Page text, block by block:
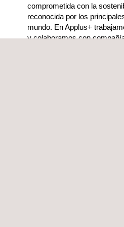
comprometida con la
reconocida por los
mundo. En Applus+
y colaboramos con